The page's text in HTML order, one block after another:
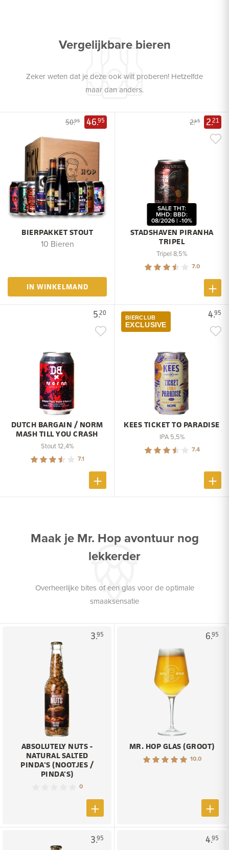
Vergelijkbare bieren
Zeker weten dat je deze ook wilt proberen! Hetzelfde
maar dan anders.
50.95 46.95
BIERPAKKET STOUT
10 Bieren
IN WINKELMAND
2.45 2.21
STADSHAVEN PIRANHA
TRIPEL
SALE THT:
MHD: BBD:
08/2026 | -10%
Tripel 8,5%
7.0
5.20
DUTCH BARGAIN / NORM
MASH TILL YOU CRASH
Stout 12,4%
7.1
4.95
BIERCLUB
EXCLUSIVE
KEES TICKET TO PARADISE
IPA 5,5%
7.4
Maak je Mr. Hop avontuur nog
lekkerder
Overheerlijke bites of een glas voor de optimale
smaaksensatie
3.95
ABSOLUTELY NUTS -
NATURAL SALTED
PINDA'S (NOOTJES /
PINDA'S)
0
6.95
MR. HOP GLAS (GROOT)
10.0
3.95 4.95